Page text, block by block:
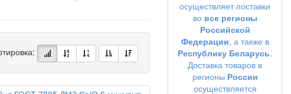
осуществляет поставки
во все регионы
Российской
Федерации, а также в
Республику Беларусь.
Доставка товаров в
регионы России
осуществляется